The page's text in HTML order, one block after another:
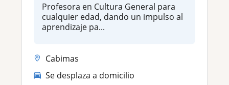
Profesora en Cultura General para
cualquier edad, dando un impulso al
aprendizaje pa...
Cabimas
Se desplaza a domicilio